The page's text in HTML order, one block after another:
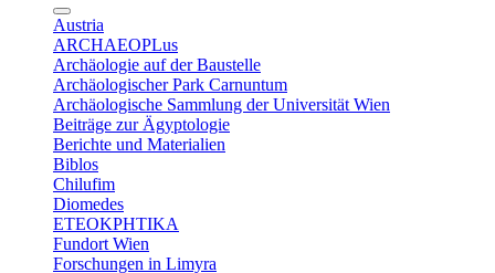
Austria
ARCHAEOPLus
Archäologie auf der Baustelle
Archäologischer Park Carnuntum
Archäologische Sammlung der Universität Wien
Beiträge zur Ägyptologie
Berichte und Materialien
Biblos
Chilufim
Diomedes
ETEOKPHTIKA
Fundort Wien
Forschungen in Limyra